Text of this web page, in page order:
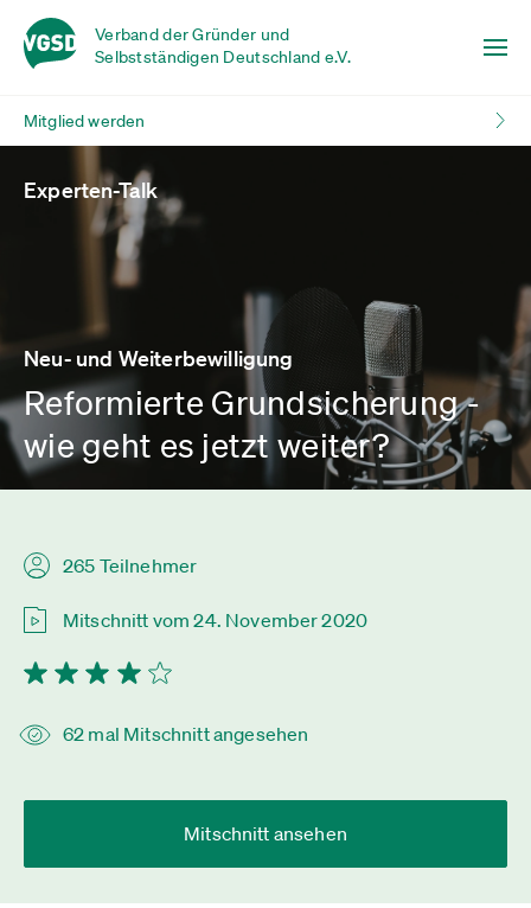
Verband der Gründer und
Selbstständigen Deutschland e.V.
Mitglied werden
Experten-Talk
Neu- und Weiterbewilligung
Reformierte Grundsicherung -
wie geht es jetzt weiter?
265 Teilnehmer
Mitschnitt vom 24. November 2020
62 mal Mitschnitt angesehen
Mitschnitt ansehen